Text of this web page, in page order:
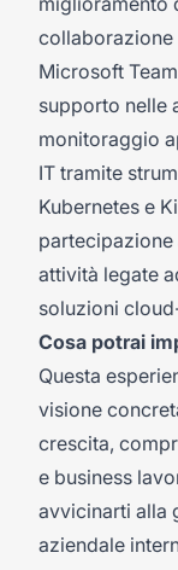
collaborazione
Microsoft
supporto nelle
monitoraggio
IT tramite
Kubernetes e
attività legate
soluzioni
Cosa potrai
Questa
visione
crescita,
e business
avvicinarti alla
aziendale